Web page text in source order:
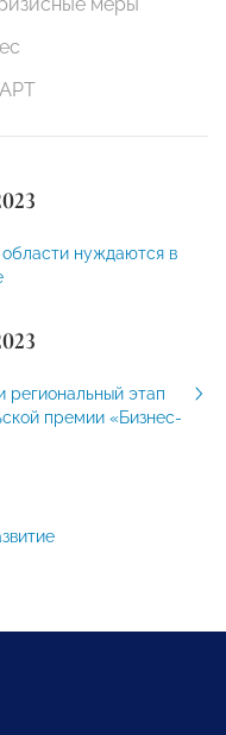
области нуждаются в
региональный этап
премии «Бизнес-